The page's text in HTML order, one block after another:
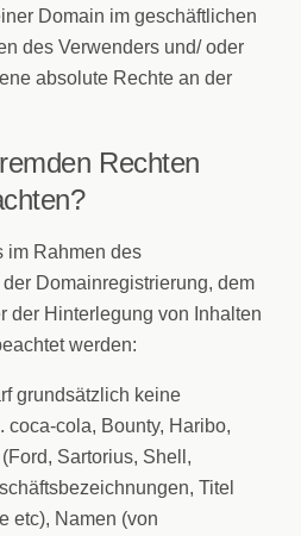
Domain im geschäftlichen
des Verwenders und/ oder
absolute Rechte an der
Rechten
im Rahmen des
Domainregistrierung, dem
der Hinterlegung von Inhalten
werden:
grundsätzlich keine
coca-cola, Bounty, Haribo,
Sartorius, Shell,
Titel
etc), Namen (von